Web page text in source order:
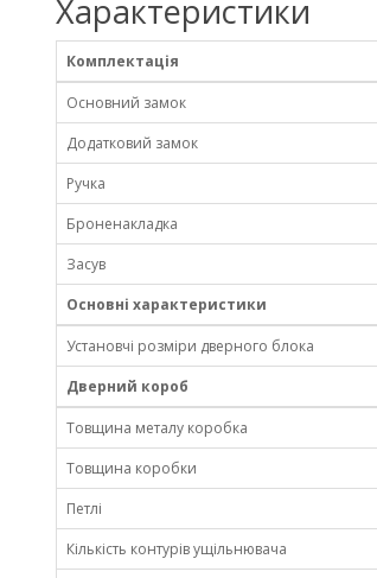
Характеристики
Комплектація
Основний замок
Додатковий замок
Ручка
Броненакладка
Засув
Основні характеристики
Установчі розміри дверного блока
Дверний короб
Товщина металу коробка
Товщина коробки
Петлі
Кількість контурів ущільнювача